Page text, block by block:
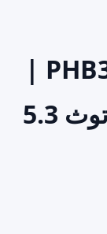
ایرپاد بی‌سیم مدل PHB3223 |
تو گوشی قلاب‌دار با بلوتوث 5.3